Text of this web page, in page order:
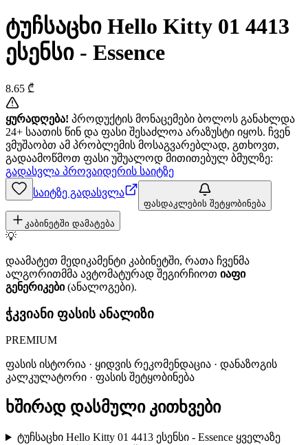
ტუჩსაცხი Hello Kitty 01 4413
ესენსი - Essence
8.65 ₾
ყურადღება! პროდუქტის მონაცემები ბოლოს განახლდა
24+ საათის წინ და ფასი შესაძლოა არაზუსტი იყოს. ჩვენ
ვმუშაობთ ამ პრობლემის მოსაგვარებლად, გთხოვთ,
გადაამოწმოთ ფასი უშუალოდ მითითებულ ბმულზე:
გადასვლა პროვაიდერის საიტზე
საიტზე გადასვლა
ფასდაკლების შეტყობინება
კაბინეტში დამატება
💡
დაამატეთ მედიკამენტი კაბინეტში, რათა ჩვენმა
ალგორითმმა ავტომატურად შეგირჩიოთ იაფი
გენერიკები(ანალოგები).
ჭკვიანი ფასის ანალიზი
PREMIUM
ფასის ისტორია · ყიდვის რეკომენდაცია · დანაზოგის
კალკულატორი · ფასის შეტყობინება
ხშირად დასმული კითხვები
ტუჩსაცხი Hello Kitty 01 4413 ესენსი - Essence ყველაზე